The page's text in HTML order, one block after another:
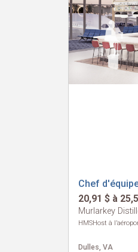
Chef
20,91 $ à
Murlarkey
HMSHost à
Dulles, VA